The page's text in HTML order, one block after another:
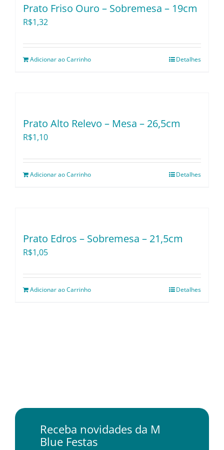
Prato Friso Ouro – Sobremesa – 19cm
R$1,32
Adicionar ao Carrinho Detalhes
Prato Alto Relevo – Mesa – 26,5cm
R$1,10
Adicionar ao Carrinho Detalhes
Prato Edros – Sobremesa – 21,5cm
R$1,05
Adicionar ao Carrinho Detalhes
Receba novidades da M
Blue Festas